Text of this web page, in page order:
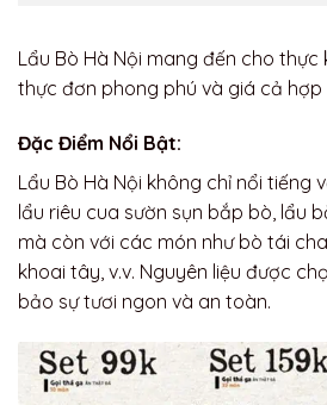
Lẩu Bò Hà Nội mang đến cho
thực đơn phong phú và giá cả hợp
Đặc Điểm Nổi Bật:
Lẩu Bò Hà Nội không chỉ nổi tiếng
lẩu riêu cua sườn sụn bắp bò, lẩu
mà còn với các món như bò tái
khoai tây, v.v. Nguyên liệu được
bảo sự tươi ngon và an toàn.